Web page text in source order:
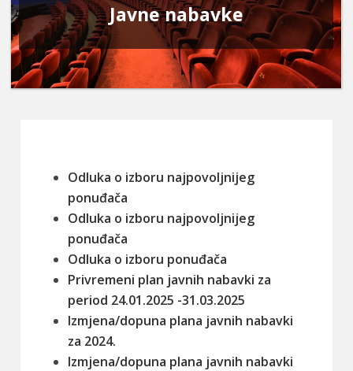
Javne nabavke
Odluka o izboru najpovoljnijeg
ponuđača
Odluka o izboru najpovoljnijeg
ponuđača
Odluka o izboru ponuđača
Privremeni plan javnih nabavki za
period 24.01.2025 -31.03.2025
Izmjena/dopuna plana javnih nabavki
za 2024.
Izmjena/dopuna plana javnih nabavki